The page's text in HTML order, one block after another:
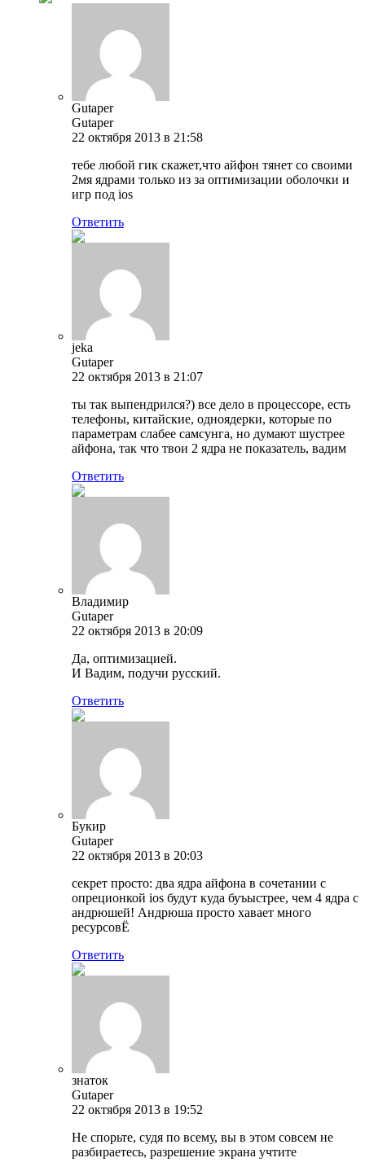
Gutaper
Gutaper
22 октября 2013 в 21:58
тебе любой гик скажет,что айфон тянет со своими
2мя ядрами только из за оптимизации оболочки и
игр под ios
Ответить
jeka
Gutaper
22 октября 2013 в 21:07
ты так выпендрился?) все дело в процессоре, есть
телефоны, китайские, одноядерки, которые по
параметрам слабее самсунга, но думают шустрее
айфона, так что твои 2 ядра не показатель, вадим
Ответить
Владимир
Gutaper
22 октября 2013 в 20:09
Да, оптимизацией.
И Вадим, подучи русский.
Ответить
Букир
Gutaper
22 октября 2013 в 20:03
секрет просто: два ядра айфона в сочетании с
опреционкой ios будут куда буъыстрее, чем 4 ядра с
андрюшей! Андрюша просто хавает много
ресурсовЁ
Ответить
знаток
Gutaper
22 октября 2013 в 19:52
Не спорьте, судя по всему, вы в этом совсем не
разбираетесь, разрешение экрана учтите